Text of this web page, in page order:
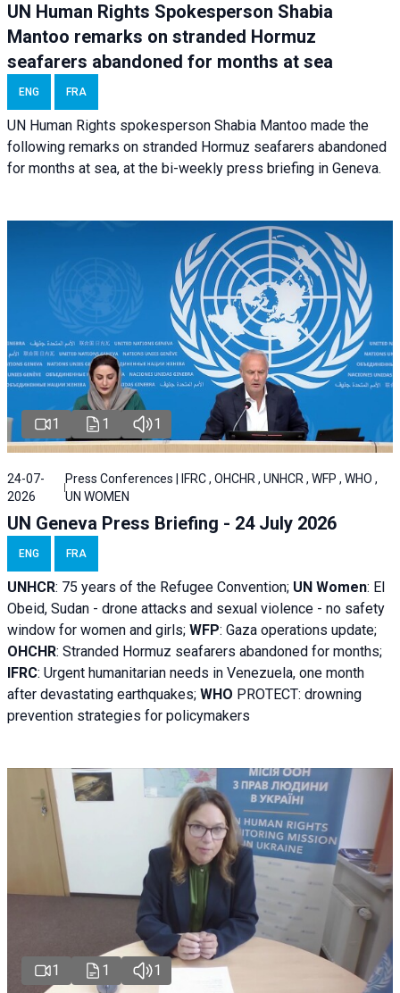
UN Human Rights Spokesperson Shabia
Mantoo remarks on stranded Hormuz
seafarers abandoned for months at sea
ENG FRA
UN Human Rights spokesperson Shabia Mantoo made the
following remarks on stranded Hormuz seafarers abandoned
for months at sea, at the bi-weekly press briefing in Geneva.
1 1 1
24-07-
2026
Press Conferences | IFRC , OHCHR , UNHCR , WFP , WHO ,
UN WOMEN
UN Geneva Press Briefing - 24 July 2026
ENG FRA
UNHCR: 75 years of the Refugee Convention; UN Women: El
Obeid, Sudan - drone attacks and sexual violence - no safety
window for women and girls; WFP: Gaza operations update;
OHCHR: Stranded Hormuz seafarers abandoned for months;
IFRC: Urgent humanitarian needs in Venezuela, one month
after devastating earthquakes; WHO PROTECT: drowning
prevention strategies for policymakers
1 1 1